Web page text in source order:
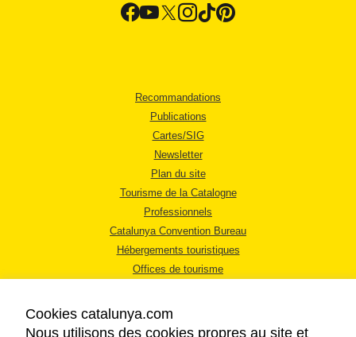
Recommandations
Publications
Cartes/SIG
Newsletter
Plan du site
Tourisme de la Catalogne
Professionnels
Catalunya Convention Bureau
Hébergements touristiques
Offices de tourisme
Cookies catalunya.com
Nous utilisons des cookies propres au site et